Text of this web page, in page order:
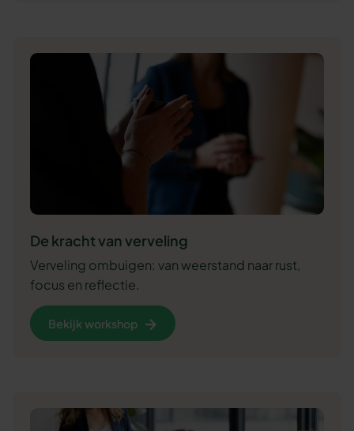
De kracht van verveling
Verveling ombuigen: van weerstand naar rust,
focus en reflectie.
Bekijk workshop